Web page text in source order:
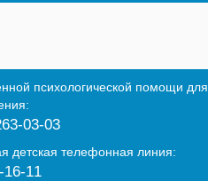
психологической помощи для
03-03
детская телефонная линия:
16-11